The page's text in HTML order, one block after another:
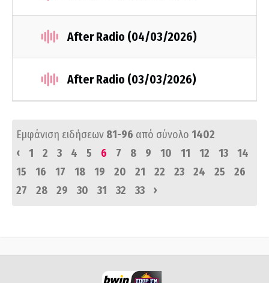
After Radio (04/03/2026)
After Radio (03/03/2026)
Εμφάνιση ειδήσεων 81-96 από σύνολο 1402
‹
1 2 3 4 5 6 7 8 9 10 11 12 13
14
15
16 17 18 19 20 21 22 23 24 25
26
27
28 29 30 31 32 33 ›